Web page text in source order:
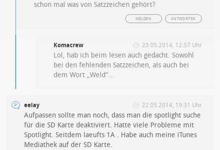
schon mal was von Satzzeichen gehört?
ANTWORTEN
MELDEN
Komacrew 23.05.2014, 12:57 Uhr
Lol, hab ich beim lesen auch gedacht. Sowohl
bei den fehlenden Satzzeichen, als auch bei
dem Wort „Weld“…
eelay 22.05.2014, 19:31 Uhr
Aufpassen sollte man noch, dass man die spotlight suche
für die SD Karte deaktiviert. Hatte viele Probleme mit
Spotlight. Seitdem laeufts 1A . Habe auch meine iTunes
Mediathek auf der SD Karte.